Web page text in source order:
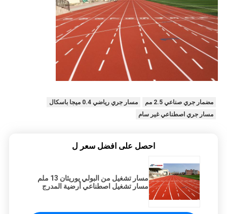
مضمار جري صناعي 2.5 مم
مسار جري رياضي 0.4 ميجا باسكال
مسار جري اصطناعي غير سام
احصل على افضل سعر ل
مسار تشغيل من البولي يوريثان 13 ملم
مسار تشغيل اصطناعي أرضية المدرج